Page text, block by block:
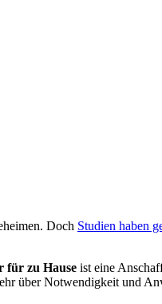
Doch Studien haben
für zu Hause ist eine
über Notwendigkeit und